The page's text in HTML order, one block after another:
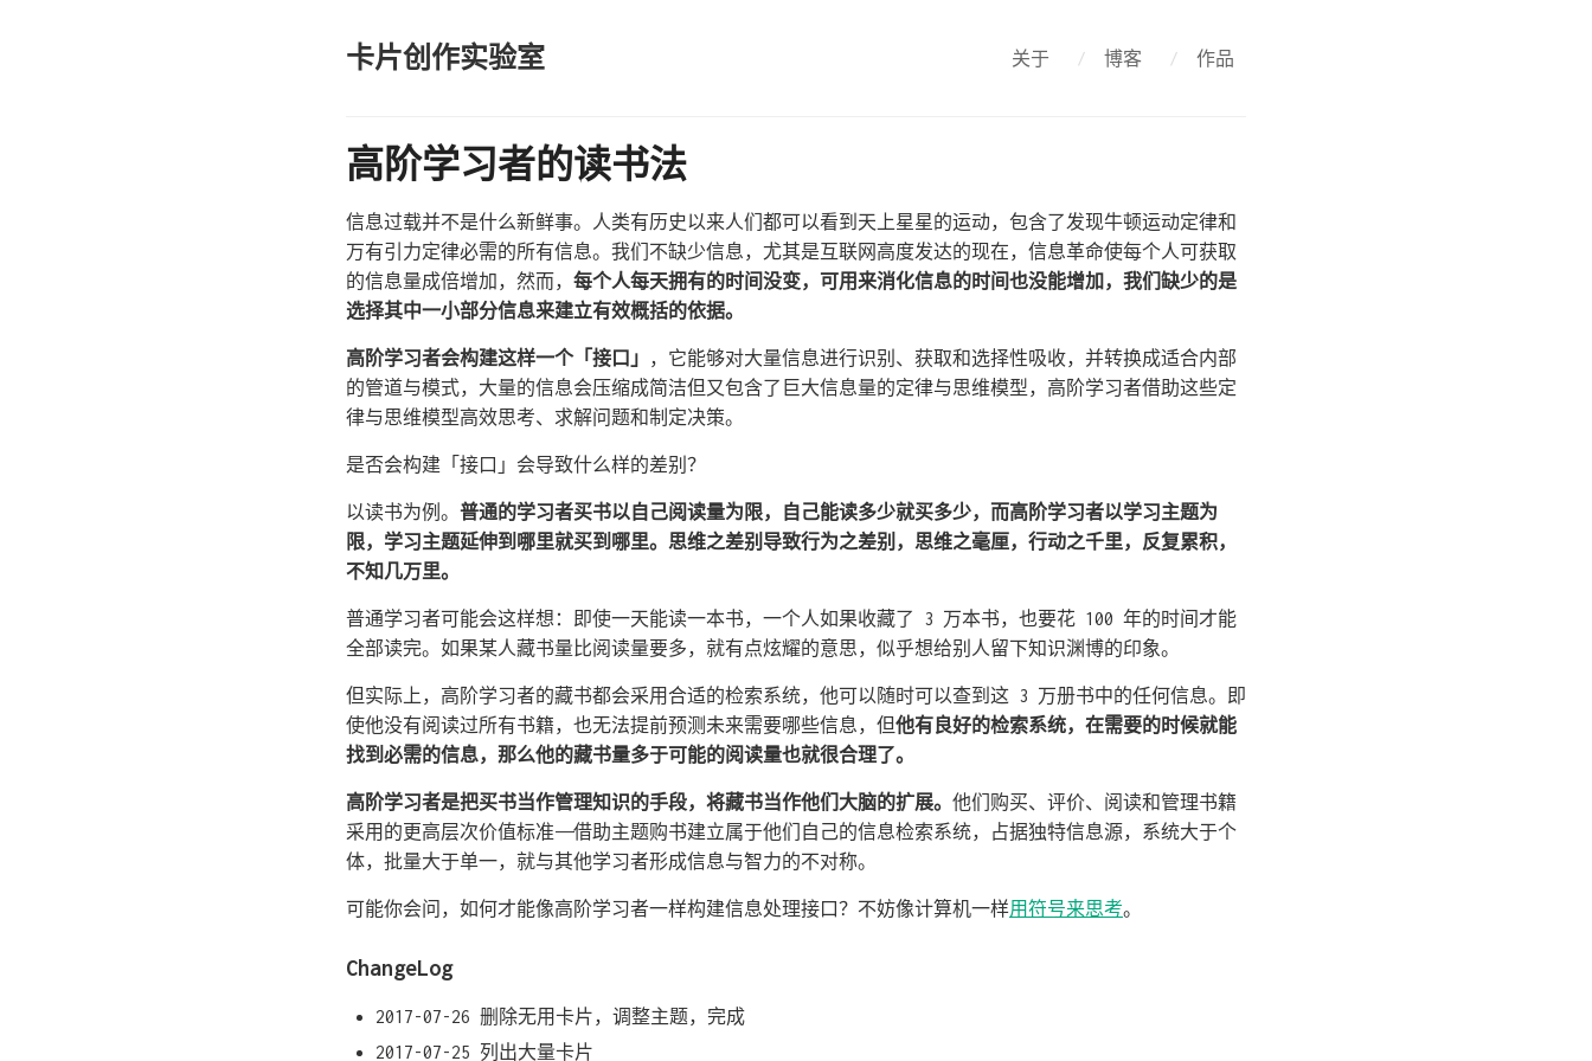
卡片创作实验室 关于 / 博客 / 作品
高阶学习者的读书法
信息过载并不是什么新鲜事。人类有历史以来人们都可以看到天上星星的运动，包含了发现牛顿运动定律和
万有引力定律必需的所有信息。我们不缺少信息，尤其是互联网高度发达的现在，信息革命使每个人可获取
的信息量成倍增加，然而， 每个人每天拥有的时间没变，可用来消化信息的时间也没能增加，我们缺少的是
选择其中一小部分信息来建立有效概括的依据。
高阶学习者会构建这样一个「接口」
，它能够对大量信息进行识别、获取和选择性吸收，并转换成适合内部
的管道与模式，大量的信息会压缩成简洁但又包含了巨大信息量的定律与思维模型，高阶学习者借助这些定
律与思维模型高效思考、求解问题和制定决策。
是否会构建「接口」会导致什么样的差别？
以读书为例。 普通的学习者买书以自己阅读量为限，自己能读多少就买多少，而高阶学习者以学习主题为
限，学习主题延伸到哪里就买到哪里。思维之差别导致行为之差别，思维之毫厘，行动之千里，反复累积，
不知几万里。
普通学习者可能会这样想：即使一天能读一本书，一个人如果收藏了 3 万本书，也要花 100 年的时间才能
全部读完。如果某人藏书量比阅读量要多，就有点炫耀的意思，似乎想给别人留下知识渊博的印象。
但实际上，高阶学习者的藏书都会采用合适的检索系统，他可以随时可以查到这 3 万册书中的任何信息。即
使他没有阅读过所有书籍，也无法提前预测未来需要哪些信息，但他有良好的检索系统，在需要的时候就能
找到必需的信息，那么他的藏书量多于可能的阅读量也就很合理了。
高阶学习者是把买书当作管理知识的手段，将藏书当作他们大脑的扩展。 他们购买、评价、阅读和管理书籍
采用的更高层次价值标准——借助主题购书建立属于他们自己的信息检索系统，占据独特信息源，系统大于个
体，批量大于单一，就与其他学习者形成信息与智力的不对称。
可能你会问，如何才能像高阶学习者一样构建信息处理接口？不妨像计算机一样用符号来思考。
ChangeLog
2017-07-26 删除无用卡片，调整主题，完成
2017-07-25 列出大量卡片